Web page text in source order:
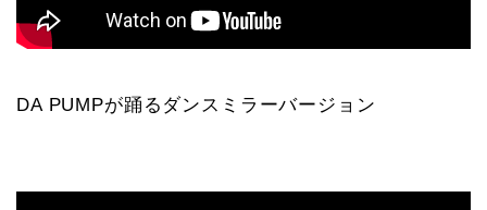
DA PUMPが踊るダンスミラーバージョン